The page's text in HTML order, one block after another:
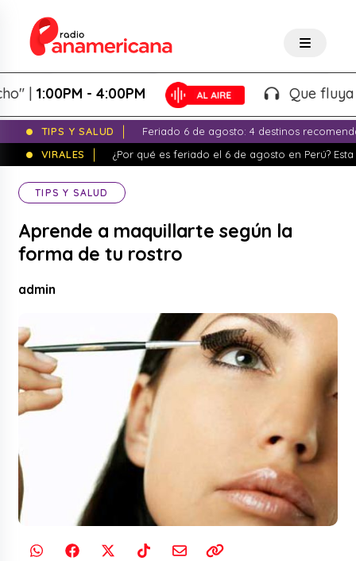
- 4:00PM Que fluya la
TIPS Y SALUD
Feriado 6 de agosto: 4 destinos
VIRALES
¿Por qué es feriado el 6 de agosto en Perú?
TIPS Y SALUD
Aprende a maquillarte según la
forma de tu rostro
admin